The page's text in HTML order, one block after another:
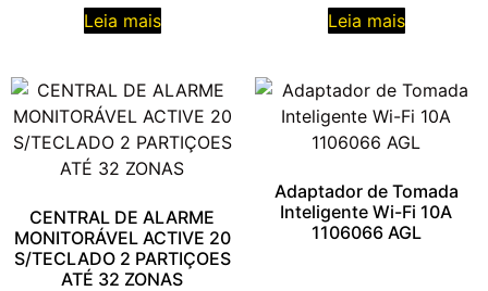
Leia mais Leia mais
CENTRAL DE ALARME
MONITORÁVEL ACTIVE 20
S/TECLADO 2 PARTIÇOES
ATÉ 32 ZONAS
Adaptador de Tomada
Inteligente Wi-Fi 10A
1106066 AGL